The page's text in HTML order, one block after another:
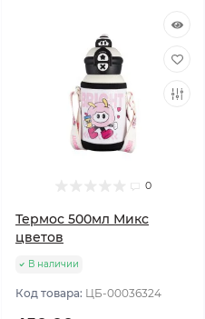
0
Термос 500мл Микс
цветов
В наличии
Код товара: ЦБ-00036324